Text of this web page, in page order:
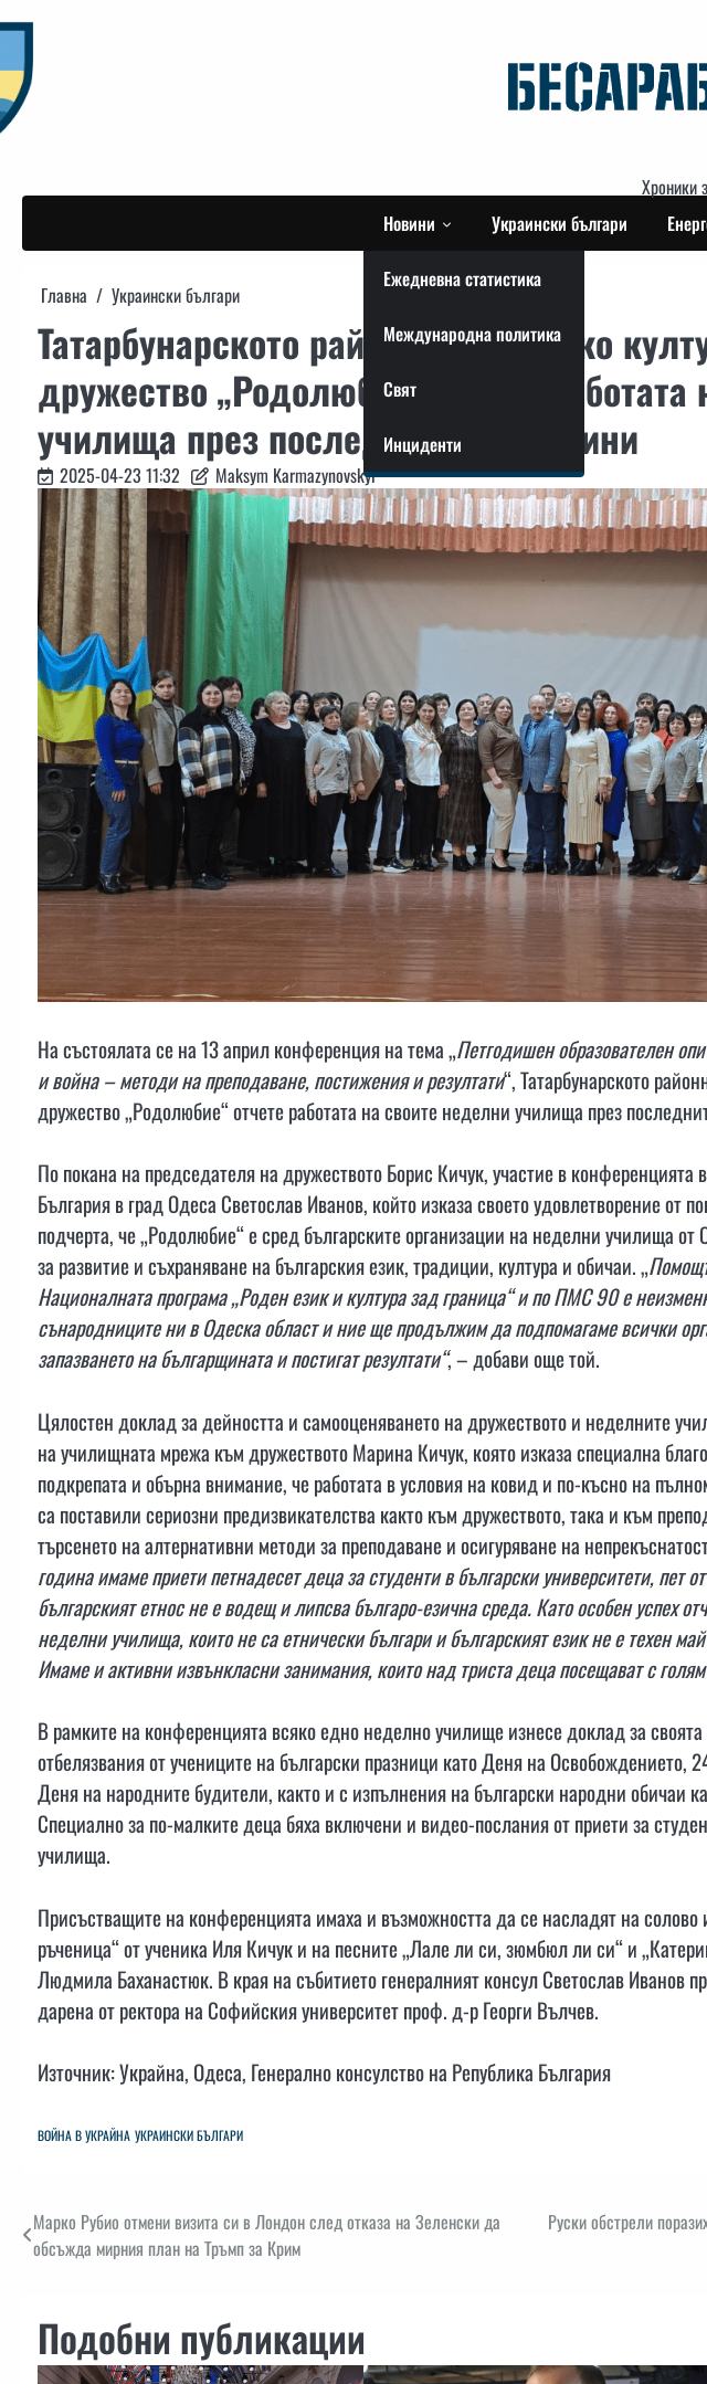
to
content
Хроники
Новини
Ежедневна статистика
Международна политика
Свят
Инциденти
Украински българи
Главна Украински българи
Татарбунарското районно българско
дружество „Родолюбие“ отчете
училища през последните пет години
2025-04-23 11:32 Maksym Karmazynovskyi
На състоялата се на 13 април конференция на тема „Петгодишен образователен
и война – методи на преподаване, постижения и резултати“, Татарбунарското
дружество „Родолюбие“ отчете работата на своите неделни училища през
По покана на председателя на дружеството Борис Кичук, участие в конференцията
България в град Одеса Светослав Иванов, който изказа своето удовлетворение от
подчерта, че „Родолюбие“ е сред българските организации на неделни училища
за развитие и съхраняване на българския език, традиции, култура и обичаи. „
Националната програма „Роден език и култура зад граница“ и по ПМС 90 е
сънародниците ни в Одеска област и ние ще продължим да подпомагаме всички
запазването на българщината и постигат резултати“, – добави още той.
Цялостен доклад за дейността и самооценяването на дружеството и неделните
на училищната мрежа към дружеството Марина Кичук, която изказа специална
подкрепата и обърна внимание, че работата в условия на ковид и по-късно на
са поставили сериозни предизвикателства както към дружеството, така и към
търсенето на алтернативни методи за преподаване и осигуряване на
година имаме приети петнадесет деца за студенти в български университети, пет
българският етнос не е водещ и липсва българо-езична среда. Като особен успех
неделни училища, които не са етнически българи и българският език не е техен
Имаме и активни извънкласни занимания, които над триста деца посещават с
В рамките на конференцията всяко едно неделно училище изнесе доклад за
отбелязвания от учениците на български празници като Деня на Освобождението,
Деня на народните будители, както и с изпълнения на български народни обичаи
Специално за по-малките деца бяха включени и видео-послания от приети за
училища.
Присъстващите на конференцията имаха и възможността да се насладят на солово
ръченица“ от ученика Иля Кичук и на песните „Лале ли си, зюмбюл ли си“ и
Людмила Баханастюк. В края на събитието генералният консул Светослав Иванов
дарена от ректора на Софийския университет проф. д-р Георги Вълчев.
Източник: Украйна, Одеса, Генерално консулство на Република България
ВОЙНА В УКРАЙНА УКРАИНСКИ БЪЛГАРИ
Навигация
Марко Рубио отмени визитa си в Лондон след отказа на Зеленски да
обсъжда мирния план на Тръмп за Крим
Руски обстрели
Подобни публикации